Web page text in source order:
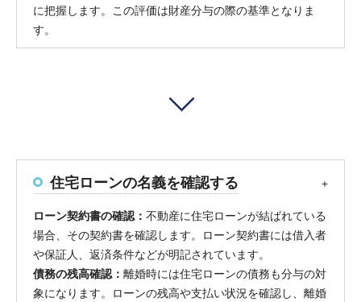
に把握します。この評価は財産分与の際の基準となりま
す。
住宅ローンの名義を確認する
ローン契約書の確認： 不動産に住宅ローンが結ばれている
場合、その契約書を確認します。ローン契約書には借入者
や保証人、返済条件などが明記されています。
債務の残高確認： 離婚時には住宅ローンの債務も分与の対
象になります。ローンの残高や支払い状況を確認し、離婚